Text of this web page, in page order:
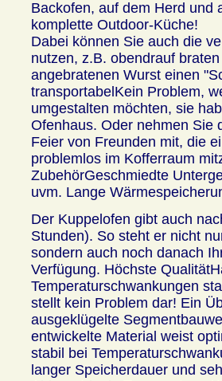
Backofen, auf dem Herd und
komplette Outdoor-Küche!
Dabei können Sie auch die
nutzen, z.B. obendrauf
angebratenen Wurst einen
transportabelKein Problem,
umgestalten möchten, sie
Ofenhaus. Oder nehmen Sie
Feier von Freunden mit, die
problemlos im Kofferraum
ZubehörGeschmiedte
uvm. Lange
Der Kuppelofen gibt auch
Stunden). So steht er nicht
sondern auch noch danach
Verfügung. Höchste
Temperaturschwankungen
stellt kein Problem dar! Ein
ausgeklügelte
entwickelte Material weist
stabil bei
langer Speicherdauer und